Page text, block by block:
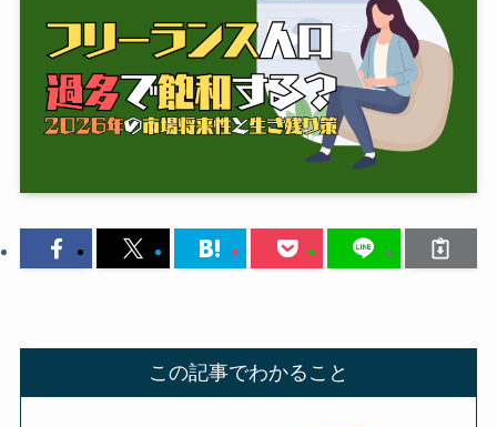
この記事でわかること